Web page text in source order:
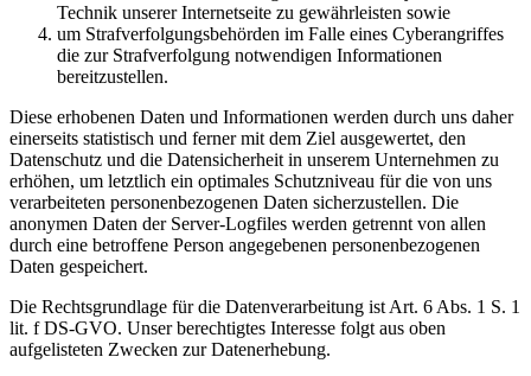
Technik unserer Internetseite zu gewährleisten sowie
um Strafverfolgungsbehörden im Falle eines Cyberangriffes
die zur Strafverfolgung notwendigen Informationen
bereitzustellen.
Diese erhobenen Daten und Informationen werden durch uns daher
einerseits statistisch und ferner mit dem Ziel ausgewertet, den
Datenschutz und die Datensicherheit in unserem Unternehmen zu
erhöhen, um letztlich ein optimales Schutzniveau für die von uns
verarbeiteten personenbezogenen Daten sicherzustellen. Die
anonymen Daten der Server-Logfiles werden getrennt von allen
durch eine betroffene Person angegebenen personenbezogenen
Daten gespeichert.
Die Rechtsgrundlage für die Datenverarbeitung ist Art. 6 Abs. 1 S. 1
lit. f DS-GVO. Unser berechtigtes Interesse folgt aus oben
aufgelisteten Zwecken zur Datenerhebung.